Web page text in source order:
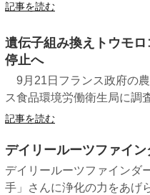
記事を読む
遺伝子組み換えトウモ
停止へ
9月21日フランス政府の
ス食品環境労働衛生局に調
記事を読む
デイリールーツファイ
デイリールーツファインダ
手」さんに浄化の力をあげ